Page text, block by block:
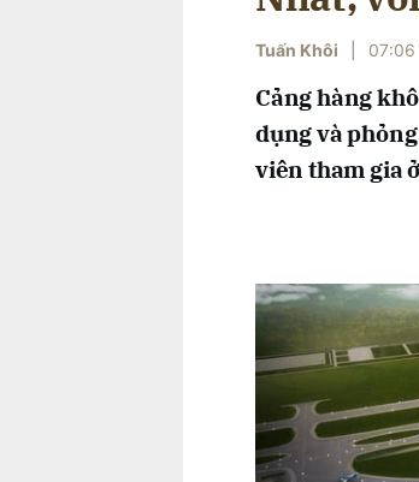
Tuấn Khôi
Cảng hàng
dụng và
viên tham gia